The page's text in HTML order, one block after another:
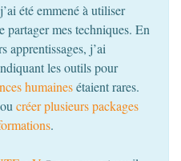
été emmené à utiliser
mes techniques. En
apprentissages, j’ai
les outils pour
humainesétaient rares.
créer plusieurs packages
.